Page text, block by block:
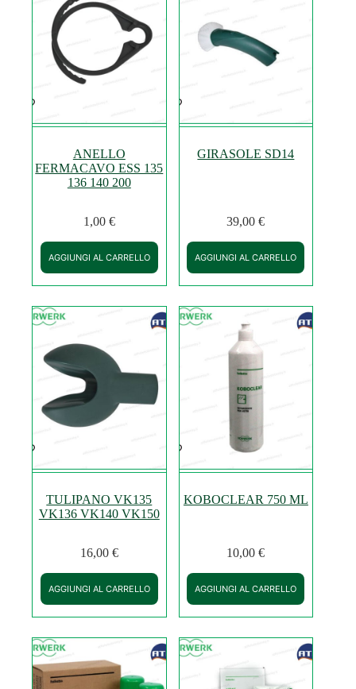
ANELLO
FERMACAVO ESS 135
136 140 200
1,00 €
AGGIUNGI AL CARRELLO
GIRASOLE SD14
39,00€
AGGIUNGI AL CARRELLO
TULIPANO VK135
VK136 VK140 VK150
16,00 €
AGGIUNGI AL CARRELLO
KOBOCLEAR 750 ML
10,00€
AGGIUNGI AL CARRELLO